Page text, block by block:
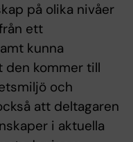
på olika nivåer
ett
kunna
den kommer till
och
att deltagaren
i aktuella